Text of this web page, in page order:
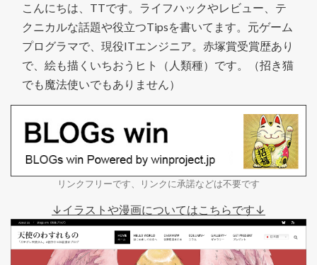
こんにちは、TTです。ライフハックやレビュー、テ
クニカルな話題や役立つTipsを書いてます。元ゲーム
プログラマで、現役ITエンジニア。赤塚賞受賞歴あり
で、絵も描くいちおうヒト（人類種）です。（招き猫
でも魔法使いでもありません）
リンクフリーです、リンクに承諾などは不要です
↓イラストや漫画についてはこちらです↓